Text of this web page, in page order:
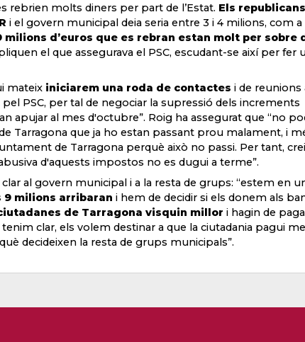
rebrien molts diners per part de l’Estat. Els republicans
i el govern municipal deia seria entre 3 i 4 milions, com a
milions d’euros que es rebran estan molt per sobre
el que assegurava el PSC, escudant-se així per fer
mateix iniciarem una roda de contactes i de reunions
PSC, per tal de negociar la supressió dels increments
apujar al mes d'octubre”. Roig ha assegurat que “no
Tarragona que ja ho estan passant prou malament, i
de Tarragona perquè això no passi. Per tant,
d'aquests impostos no es dugui a terme”.
al govern municipal i a la resta de grups: “estem en
9 milions arribaran i hem de decidir si els donem als
de Tarragona visquin millor i hagin de
clar, els volem destinar a que la ciutadania pagui
decideixen la resta de grups municipals”.